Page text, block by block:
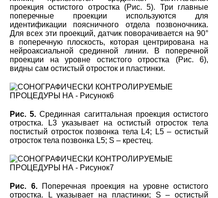
проекция остистого отростка (Рис. 5). Три главные
поперечные проекции используются для
идентификации поясничного отдела позвоночника.
Для всех эти проекций, датчик поворачивается на 90°
в поперечную плоскость, которая центрирована на
нейроаксиальной срединной линии. В поперечной
проекции на уровне остистого отростка (Рис. 6),
видны сам остистый отросток и пластинки.
Рис. 5. Срединная сагиттальная проекция остистого
отростка. L3 указывает на остистый отросток тела
постистый отросток позвонка тела L4; L5 – остистый
отросток тела позвонка L5; S – крестец.
Рис. 6.Поперечная проекция на уровне остистого
отростка. L указывает на пластинки; S – остистый